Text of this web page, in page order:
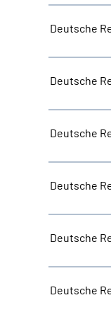
Deutsche
Deutsche
Deutsche
Deutsche
Deutsche
Deutsche